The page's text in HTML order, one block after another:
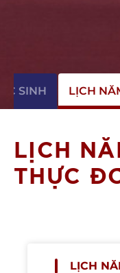
SINH LỊCH
LỊCH
THỰC
LỊCH